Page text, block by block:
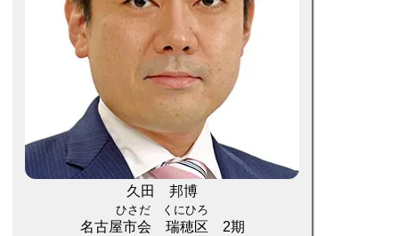
久田 邦博
ひさだ くにひろ
名古屋市会 瑞穂区 2期